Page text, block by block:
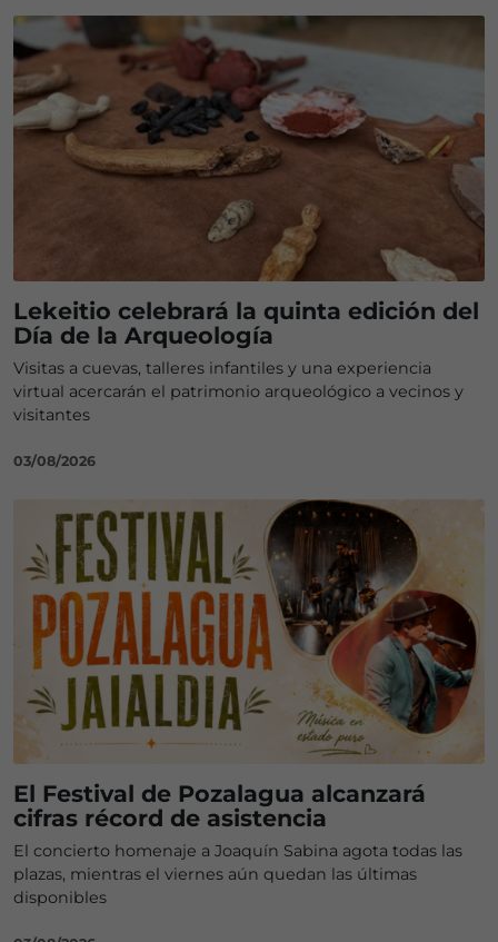
Lekeitio celebrará la quinta edición del
Día de la Arqueología
Visitas a cuevas, talleres infantiles y una experiencia
virtual acercarán el patrimonio arqueológico a vecinos y
visitantes
03/08/2026
El Festival de Pozalagua alcanzará
cifras récord de asistencia
El concierto homenaje a Joaquín Sabina agota todas las
plazas, mientras el viernes aún quedan las últimas
disponibles